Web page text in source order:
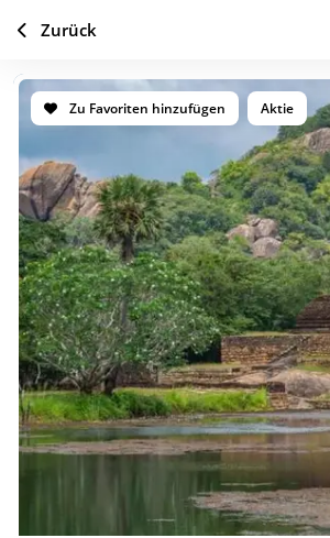
Zu Favoriten hinzufügen Aktie
Zurück